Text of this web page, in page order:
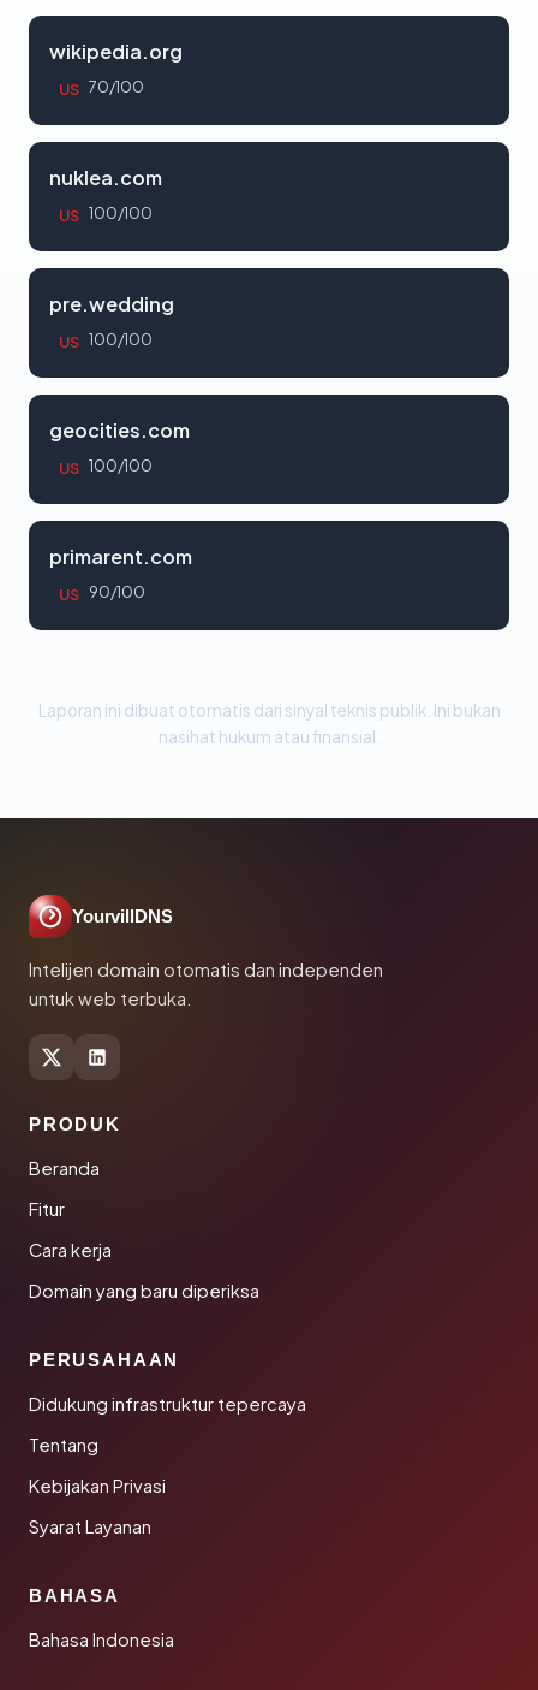
wikipedia.org
US 70/100
nuklea.com
US 100/100
pre.wedding
US 100/100
geocities.com
US 100/100
primarent.com
US 90/100
Laporan ini dibuat otomatis dari sinyal teknis publik. Ini bukan
nasihat hukum atau finansial.
YourvillDNS
Intelijen domain otomatis dan independen
untuk web terbuka.
PRODUK
Beranda
Fitur
Cara kerja
Domain yang baru diperiksa
PERUSAHAAN
Didukung infrastruktur tepercaya
Tentang
Kebijakan Privasi
Syarat Layanan
BAHASA
Bahasa Indonesia